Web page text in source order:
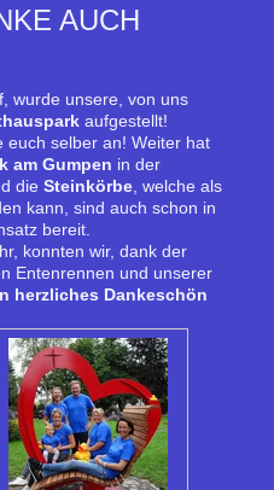
AUCH
wurde unsere, von uns
aufgestellt!
euch selber an! Weiter hat
am Gumpen in der
dieSteinkörbe, welche als
kann, sind auch schon in
bereit.
konnten wir, dank der
Entenrennen und unserer
herzliches Dankeschön